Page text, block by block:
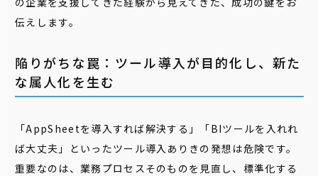
伝えします。
陥りがちな罠：ツール導入が目的化し、新た
な属人化を生む
「AppSheetを導入すれば解決する」「BIツールを入れれ
ば大丈夫」といったツール導入ありきの発想は危険です。
重要なのは、業務プロセスそのものを見直し、標準化する